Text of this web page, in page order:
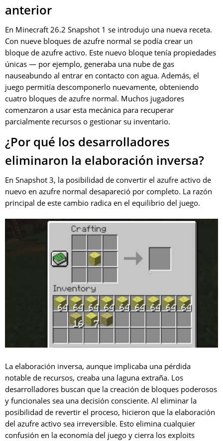
anterior
En Minecraft 26.2 Snapshot 1 se introdujo una nueva receta.
Con nueve bloques de azufre normal se podía crear un
bloque de azufre activo. Este nuevo bloque tenía propiedades
únicas — por ejemplo, generaba una nube de gas
nauseabundo al entrar en contacto con agua. Además, el
juego permitía descomponerlo nuevamente, obteniendo
cuatro bloques de azufre normal. Muchos jugadores
comenzaron a usar esta mecánica para recuperar
parcialmente recursos o gestionar su inventario.
¿Por qué los desarrolladores
eliminaron la elaboración inversa?
En Snapshot 3, la posibilidad de convertir el azufre activo de
nuevo en azufre normal desapareció por completo. La razón
principal de este cambio radica en el equilibrio del juego.
La elaboración inversa, aunque implicaba una pérdida
notable de recursos, creaba una laguna extraña. Los
desarrolladores buscan que la creación de bloques poderosos
y funcionales sea una decisión consciente. Al eliminar la
posibilidad de revertir el proceso, hicieron que la elaboración
del azufre activo sea irreversible. Esto elimina cualquier
confusión en la economía del juego y cierra los exploits